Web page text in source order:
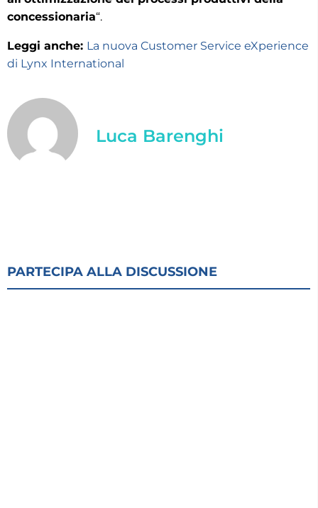
concessionaria“.
Leggi anche: La nuova Customer Service eXperience
di Lynx International
Luca Barenghi
PARTECIPA ALLA DISCUSSIONE